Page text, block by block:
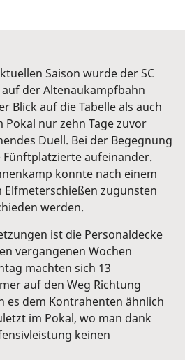
Saison wurde der SC
der Altenaukampfbahn
Blick auf die Tabelle als auch
Pokal nur zehn Tage zuvor
Duell. Bei der Begegnung
aufeinander.
konnte nach einem
zugunsten
werden.
ist die Personaldecke
vergangenen Wochen
machten sich 13
auf den Weg Richtung
es dem Kontrahenten ähnlich
im Pokal, wo man dank
keinen